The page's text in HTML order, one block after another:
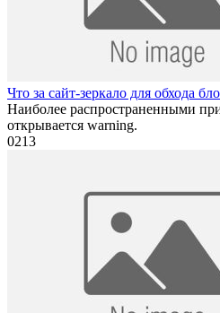
Что за сайт-зеркало для обхода
Наиболее распространенными
открывается warning.
0213